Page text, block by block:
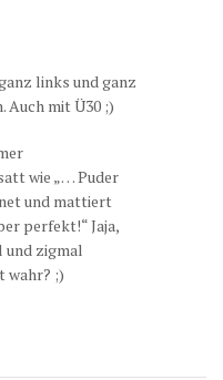
links und ganz
mit Ü30 ;)
wie „… Puder
und mattiert
perfekt!“ Jaja,
und zigmal
wahr? ;)